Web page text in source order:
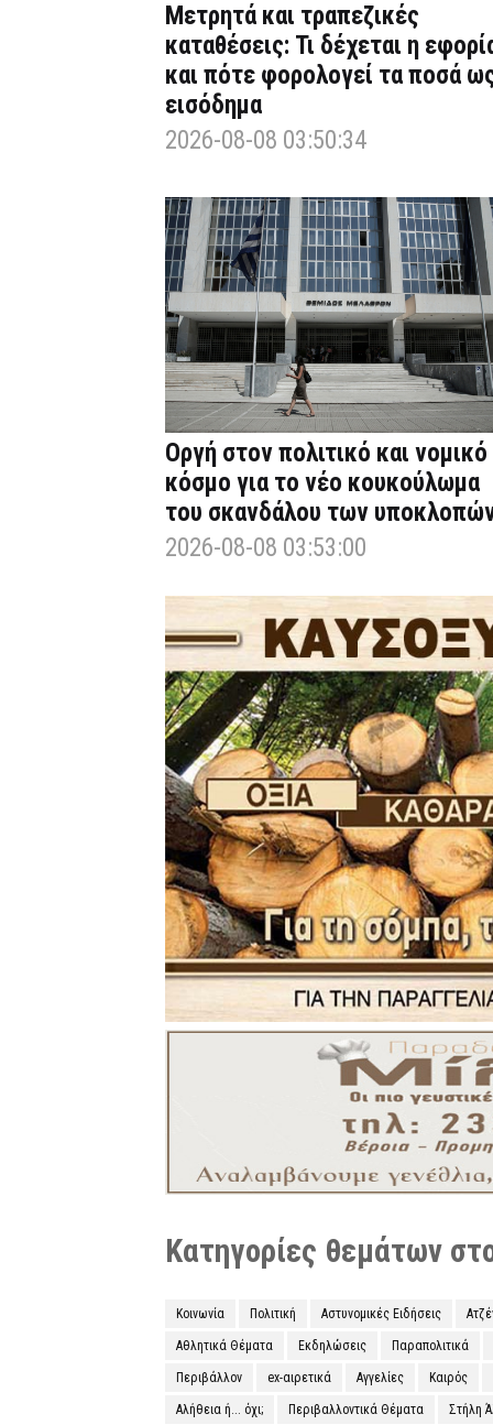
Μετρητά και τραπεζικές
καταθέσεις: Τι δέχεται η
και πότε φορολογεί τα ποσά
εισόδημα
2026-08-08 03:50:34
Οργή στον πολιτικό και νομικό
κόσμο για το νέο κουκούλωμα
του σκανδάλου των
2026-08-08 03:53:00
Κατηγορίες θεμάτων
Κοινωνία Πολιτική Αστυνομικές Ειδήσεις
Αθλητικά Θέματα Εκδηλώσεις Παραπολιτικά
Περιβάλλον ex-αιρετικά Αγγελίες Καιρός
Αλήθεια ή... όχι; Περιβαλλοντικά Θέματα Στήλη